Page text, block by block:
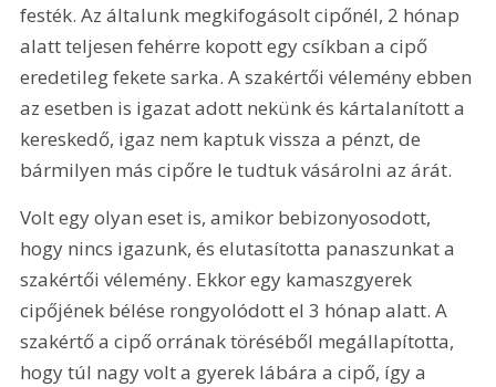
festék. Az általunk megkifogásolt cipőnél, 2 hónap
alatt teljesen fehérre kopott egy csíkban a cipő
eredetileg fekete sarka. A szakértői vélemény ebben
az esetben is igazat adott nekünk és kártalanított a
kereskedő, igaz nem kaptuk vissza a pénzt, de
bármilyen más cipőre le tudtuk vásárolni az árát.
Volt egy olyan eset is, amikor bebizonyosodott,
hogy nincs igazunk, és elutasította panaszunkat a
szakértői vélemény. Ekkor egy kamaszgyerek
cipőjének bélése rongyolódott el 3 hónap alatt. A
szakértő a cipő orrának töréséből megállapította,
hogy túl nagy volt a gyerek lábára a cipő, így a